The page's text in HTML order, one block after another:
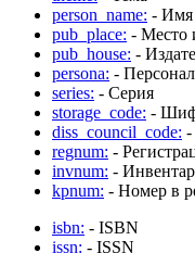
person_name: - Имя
pub_place: - Место
pub_house: -
persona: -
series: - Серия
storage_code: -
diss_council_code: -
regnum: -
invnum: -
kpnum: - Номер в
isbn: - ISBN
issn: - ISSN